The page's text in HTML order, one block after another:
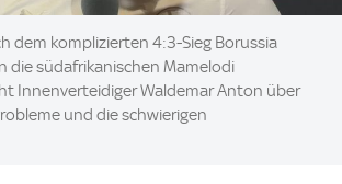
dem komplizierten 4:3-Sieg Borussia
die südafrikanischen Mamelodi
Innenverteidiger Waldemar Anton über
und die schwierigen